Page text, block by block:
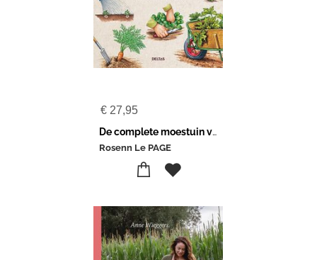
€ 27,95
De complete moestuin van A tot Z
Rosenn Le PAGE